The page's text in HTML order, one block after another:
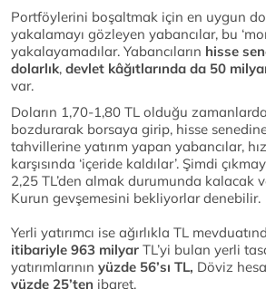
Portföylerini boşaltmak için en uygun
yakalamayı gözleyen yabancılar, bu
yakalayamadılar. Yabancıların hisse
dolarlık, devlet kâğıtlarında da 50
var.
Doların 1,70-1,80 TL olduğu
bozdurarak borsaya girip, hisse
tahvillerine yatırım yapan yabancılar,
karşısında ‘içeride kaldılar’. Şimdi
2,25 TL’den almak durumunda kalacak
Kurun gevşemesini bekliyorlar denebilir.
Yerli yatırımcı ise ağırlıkla TL
itibariyle 963 milyar TL’yi bulan yerli
yatırımlarının yüzde 56’sı TL, Döviz
yüzde 25’ten ibaret.